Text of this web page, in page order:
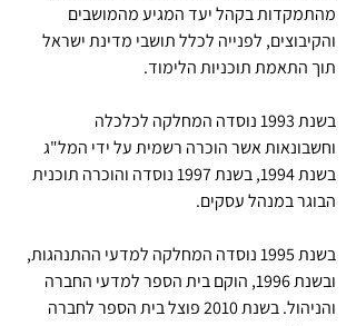
מהתמקדות בקהל יעד המגיע מהמושבים
והקיבוצים, לפנייה לכלל תושבי מדינת ישראל
תוך התאמת תוכניות הלימוד.
בשנת 1993 נוסדה המחלקה לכלכלה
וחשבונאות אשר הוכרה רשמית על ידי המל"ג
בשנת 1994, בשנת 1997 נוסדה והוכרה תוכנית
הבוגר במנהל עסקים.
בשנת 1995 נוסדה המחלקה למדעי ההתנהגות,
ובשנת 1996, הוקם בית הספר למדעי החברה
והניהול. בשנת 2010 פוצל בית הספר לחברה